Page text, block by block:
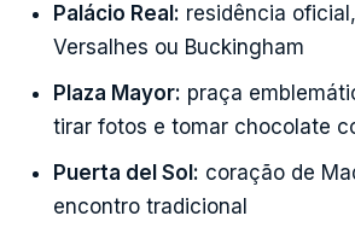
Palácio Real: residência
Versalhes ou Buckingham
Plaza Mayor: praça
tirar fotos e tomar chocolate
Puerta del Sol: coração de
encontro tradicional